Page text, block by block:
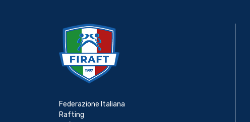
Federazione Italiana
Rafting